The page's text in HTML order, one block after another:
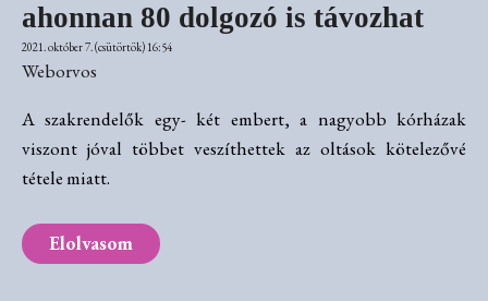
ahonnan 80 dolgozó is távozhat
2021. október 7. (csütörtök) 16:54
Weborvos
A szakrendelők egy- két embert, a nagyobb kórházak
viszont jóval többet veszíthettek az oltások kötelezővé
tétele miatt.
Elolvasom